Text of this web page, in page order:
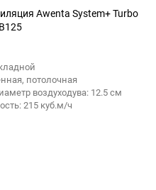
Awenta System+ Turbo
потолочная
воздуходува: 12.5 см
215 куб.м/ч